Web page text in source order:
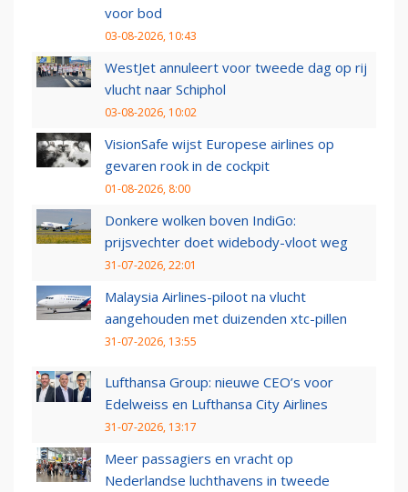
voor bod
03-08-2026, 10:43
WestJet annuleert voor tweede dag op rij
vlucht naar Schiphol
03-08-2026, 10:02
VisionSafe wijst Europese airlines op
gevaren rook in de cockpit
01-08-2026, 8:00
Donkere wolken boven IndiGo:
prijsvechter doet widebody-vloot weg
31-07-2026, 22:01
Malaysia Airlines-piloot na vlucht
aangehouden met duizenden xtc-pillen
31-07-2026, 13:55
Lufthansa Group: nieuwe CEO’s voor
Edelweiss en Lufthansa City Airlines
31-07-2026, 13:17
Meer passagiers en vracht op
Nederlandse luchthavens in tweede